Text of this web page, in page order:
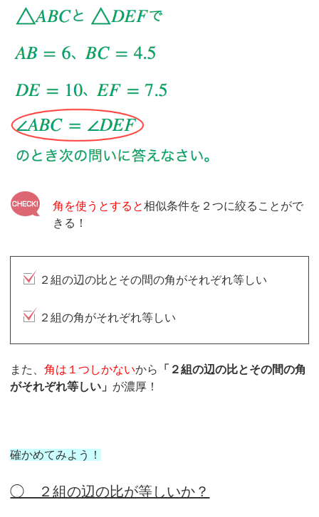
角を使うとすると相似条件を２つに絞ることがで
きる！
２組の辺の比とその間の角がそれぞれ等しい
２組の角がそれぞれ等しい
また、角は１つしかないから
「２組の辺の比とその間の角
がそれぞれ等しい」 が濃厚！
確かめてみよう！
◯ ２組の辺の比が等しいか？